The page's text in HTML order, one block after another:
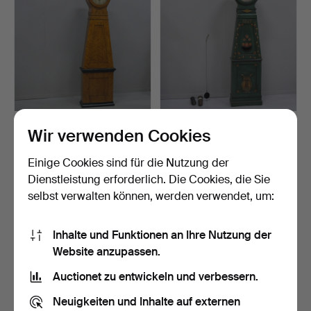
STANDUHR, PAUL ARBRO,
EMPIRE.
5 Gebote
58 USD
STANDUHR.
4 Gebote
43 USD
Wir verwenden Cookies
Einige Cookies sind für die Nutzung der
Dienstleistung erforderlich. Die Cookies, die Sie
selbst verwalten können, werden verwendet, um:
Inhalte und Funktionen an Ihre Nutzung der
Website anzupassen.
Auctionet zu entwickeln und verbessern.
Neuigkeiten und Inhalte auf externen